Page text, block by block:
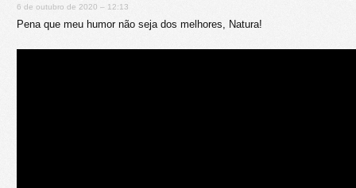
6 de outubro de 2020 – 12:13
Pena que meu humor não seja dos melhores, Natura!